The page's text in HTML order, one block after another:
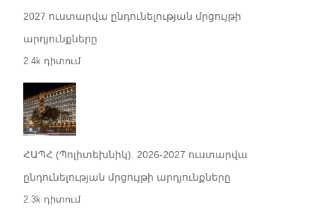
2027 ուստարվա ընդունելության մրցույթի
արդյունքները
2.4k դիտում
ՀԱՊՀ (Պոլիտեխնիկ). 2026-2027 ուստարվա
ընդունելության մրցույթի արդյունքները
2.3k դիտում